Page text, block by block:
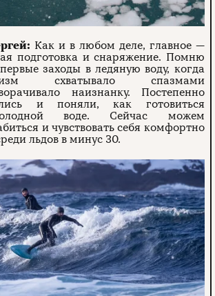
Как и в любом деле, главное —
подготовка и снаряжение. Помню
заходы в ледяную воду, когда
схватывало спазмами
наизнанку. Постепенно
и поняли, как готовиться
воде. Сейчас можем
и чувствовать себя комфортно
льдов в минус 30.